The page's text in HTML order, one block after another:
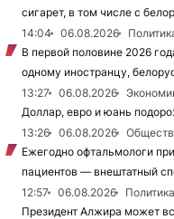
сигарет, в том числе с
14:04
06.08.2026
В первой половине 2026
одному иностранцу,
13:27
06.08.2026
Доллар, евро и юань
13:26
06.08.2026
Ежегодно офтальмологи
пациентов — внештатный
12:57
06.08.2026
Президент Алжира может